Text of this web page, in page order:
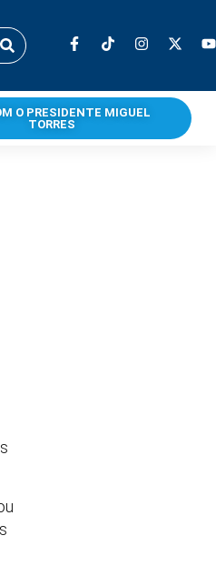
O PRESIDENTE MIGUEL
TORRES